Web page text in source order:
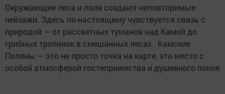
Окружающие леса и поля создают неповторимые
пейзажи. Здесь по-настоящему чувствуется связь с
природой — от рассветных туманов над Камой до
грибных тропинок в смешанных лесах . Камские
Поляны — это не просто точка на карте, это место с
особой атмосферой гостеприимства и душевного покоя